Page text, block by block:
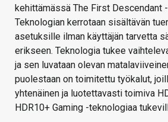
kehittämässä The First Descendant
Teknologian kerrotaan sisältävän
asetuksille ilman käyttäjän tarvetta
erikseen. Teknologia tukee
ja sen luvataan olevan
puolestaan on toimitettu työkalut,
yhtenäinen ja luotettavasti toimiva
HDR10+ Gaming -teknologiaa